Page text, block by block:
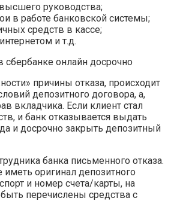
руководства;
в работе банковской системы;
средств в кассе;
и т.д.
причины отказа, происходит
депозитного договора, а,
вкладчика. Если клиент стал
и банк отказывается выдать
и досрочно закрыть депозитный
банка письменного отказа.
оригинал депозитного
и номер счета/карты, на
перечислены средства с